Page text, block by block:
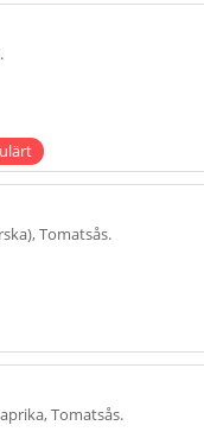
.
Tomatsås.
Tomatsås.